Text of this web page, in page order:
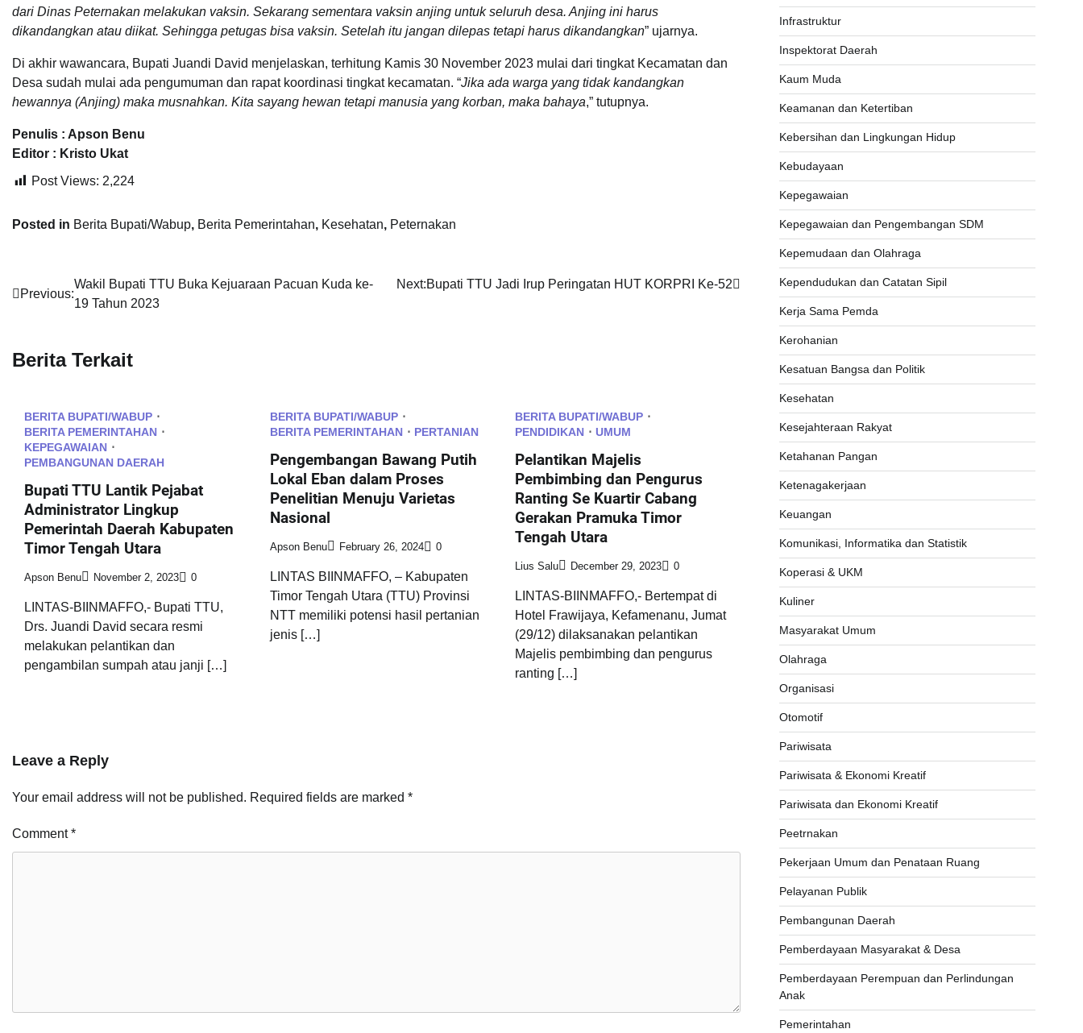
dari Dinas Peternakan melakukan vaksin. Sekarang sementara vaksin anjing untuk seluruh desa. Anjing ini harus
dikandangkan atau diikat. Sehingga petugas bisa vaksin. Setelah itu jangan dilepas tetapi harus dikandangkan” ujarnya.
Di akhir wawancara, Bupati Juandi David menjelaskan, terhitung Kamis 30 November 2023 mulai dari tingkat Kecamatan dan
Desa sudah mulai ada pengumuman dan rapat koordinasi tingkat kecamatan. “Jika ada warga yang tidak kandangkan
hewannya (Anjing) maka musnahkan. Kita sayang hewan tetapi manusia yang korban, maka bahaya,” tutupnya.
Penulis : Apson Benu
Editor : Kristo Ukat
Post Views: 2,224
Posted in Berita Bupati/Wabup, Berita Pemerintahan, Kesehatan, Peternakan
Post
Previous:
Wakil Bupati TTU Buka Kejuaraan Pacuan Kuda ke-
19 Tahun 2023
Next:Bupati TTU Jadi Irup Peringatan HUT KORPRI Ke-52
Berita Terkait
BERITA BUPATI/WABUP
BERITA PEMERINTAHAN
KEPEGAWAIAN
PEMBANGUNAN DAERAH
Bupati TTU Lantik Pejabat
Administrator Lingkup
Pemerintah Daerah Kabupaten
Timor Tengah Utara
Apson Benu November 2, 2023 0
LINTAS-BIINMAFFO,- Bupati TTU,
Drs. Juandi David secara resmi
melakukan pelantikan dan
pengambilan sumpah atau janji […]
BERITA BUPATI/WABUP
BERITA PEMERINTAHAN
PERTANIAN
Pengembangan Bawang Putih
Lokal Eban dalam Proses
Penelitian Menuju Varietas
Nasional
Apson Benu February 26, 2024 0
LINTAS BIINMAFFO, – Kabupaten
Timor Tengah Utara (TTU) Provinsi
NTT memiliki potensi hasil pertanian
jenis […]
BERITA BUPATI/WABUP
PENDIDIKAN
UMUM
Pelantikan Majelis
Pembimbing dan Pengurus
Ranting Se Kuartir Cabang
Gerakan Pramuka Timor
Tengah Utara
Lius Salu December 29, 2023 0
LINTAS-BIINMAFFO,- Bertempat di
Hotel Frawijaya, Kefamenanu, Jumat
(29/12) dilaksanakan pelantikan
Majelis pembimbing dan pengurus
ranting […]
Leave a Reply
Your email address will not be published. Required fields are marked *
Comment*
Infrastruktur
Inspektorat Daerah
Kaum Muda
Keamanan dan Ketertiban
Kebersihan dan Lingkungan Hidup
Kebudayaan
Kepegawaian
Kepegawaian dan Pengembangan SDM
Kepemudaan dan Olahraga
Kependudukan dan Catatan Sipil
Kerja Sama Pemda
Kerohanian
Kesatuan Bangsa dan Politik
Kesehatan
Kesejahteraan Rakyat
Ketahanan Pangan
Ketenagakerjaan
Keuangan
Komunikasi, Informatika dan Statistik
Koperasi & UKM
Kuliner
Masyarakat Umum
Olahraga
Organisasi
Otomotif
Pariwisata
Pariwisata & Ekonomi Kreatif
Pariwisata dan Ekonomi Kreatif
Peetrnakan
Pekerjaan Umum dan Penataan Ruang
Pelayanan Publik
Pembangunan Daerah
Pemberdayaan Masyarakat & Desa
Pemberdayaan Perempuan dan Perlindungan
Anak
Pemerintahan